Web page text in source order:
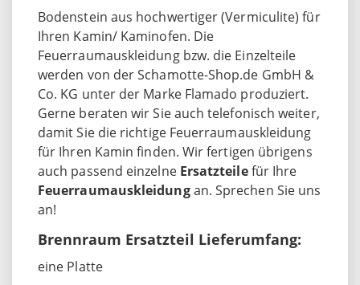
Bodenstein aus hochwertiger (Vermiculite) für
Ihren Kamin/ Kaminofen. Die
Feuerraumauskleidung bzw. die Einzelteile
werden von der Schamotte-Shop.de GmbH &
Co. KG unter der Marke Flamado produziert.
Gerne beraten wir Sie auch telefonisch weiter,
damit Sie die richtige Feuerraumauskleidung
für Ihren Kamin finden. Wir fertigen übrigens
auch passend einzelne Ersatzteilefür Ihre
Feuerraumauskleidungan. Sprechen Sie uns
an!
Brennraum Ersatzteil Lieferumfang:
eine Platte